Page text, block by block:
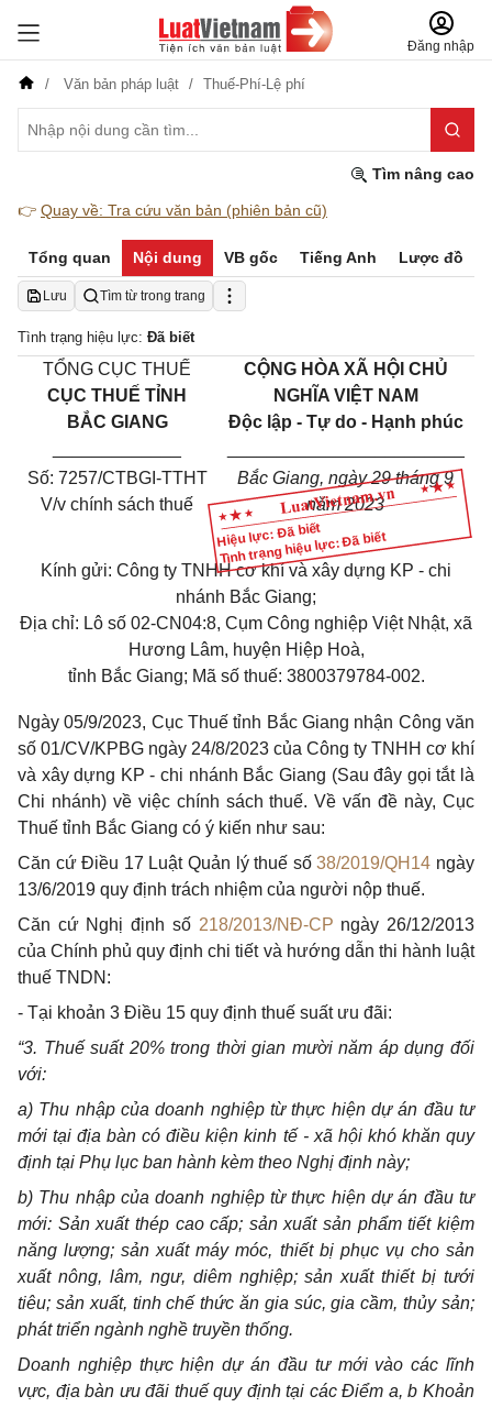
Đăng nhập
Văn bản pháp luật Thuế-Phí-Lệ phí
Tìm nâng cao
👉 Quay về: Tra cứu văn bản (phiên bản cũ)
Tổng quan Nội dung VB gốc Tiếng Anh Lược đồ
Lưu Tìm từ trong trang
Tình trạng hiệu lực: Đã biết
Hiệu lực: Đã biết
Tình trạng hiệu lực: Đã biết
TỔNG CỤC THUẾ
CỤC THUẾ TỈNH
BẮC GIANG
Số: 7257/CTBGI-TTHT
V/v chính sách thuế
CỘNG HÒA XÃ HỘI CHỦ
NGHĨA VIỆT NAM
Độc lập - Tự do - Hạnh phúc
Bắc Giang, ngày 29 tháng 9
năm 2023
Kính gửi: Công ty TNHH cơ khí và xây dựng KP - chi
nhánh Bắc Giang;
Địa chỉ: Lô số 02-CN04:8, Cụm Công nghiệp Việt Nhật, xã
Hương Lâm, huyện Hiệp Hoà,
tỉnh Bắc Giang; Mã số thuế: 3800379784-002.
Ngày 05/9/2023, Cục Thuế tỉnh Bắc Giang nhận Công văn
số 01/CV/KPBG ngày 24/8/2023 của Công ty TNHH cơ khí
và xây dựng KP - chi nhánh Bắc Giang (Sau đây gọi tắt là
Chi nhánh) về việc chính sách thuế. Về vấn đề này, Cục
Thuế tỉnh Bắc Giang có ý kiến như sau:
Căn cứ Điều 17 Luật Quản lý thuế số38/2019/QH14 ngày
13/6/2019 quy định trách nhiệm của người nộp thuế.
Căn cứ Nghị định số 218/2013/NĐ-CP ngày 26/12/2013
của Chính phủ quy định chi tiết và hướng dẫn thi hành luật
thuế TNDN:
- Tại khoản 3 Điều 15 quy định thuế suất ưu đãi:
“3. Thuế suất 20% trong thời gian mười năm áp dụng đối
với:
a) Thu nhập của doanh nghiệp từ thực hiện dự án đầu tư
mới tại địa bàn có điều kiện kinh tế - xã hội khó khăn quy
định tại Phụ lục ban hành kèm theo Nghị định này;
b) Thu nhập của doanh nghiệp từ thực hiện dự án đầu tư
mới: Sản xuất thép cao cấp; sản xuất sản phẩm tiết kiệm
năng lượng; sản xuất máy móc, thiết bị phục vụ cho sản
xuất nông, lâm, ngư, diêm nghiệp; sản xuất thiết bị tưới
tiêu; sản xuất, tinh chế thức ăn gia súc, gia cầm, thủy sản;
phát triển ngành nghề truyền thống.
Doanh nghiệp thực hiện dự án đầu tư mới vào các lĩnh
vực, địa bàn ưu đãi thuế quy định tại các Điểm a, b Khoản